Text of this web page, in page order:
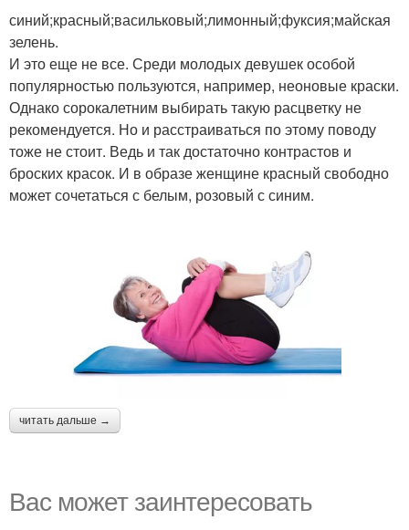
синий;красный;васильковый;лимонный;фуксия;майская
зелень.
И это еще не все. Среди молодых девушек особой
популярностью пользуются, например, неоновые краски.
Однако сорокалетним выбирать такую расцветку не
рекомендуется. Но и расстраиваться по этому поводу
тоже не стоит. Ведь и так достаточно контрастов и
броских красок. И в образе женщине красный свободно
может сочетаться с белым, розовый с синим.
читать дальше →
Вас может заинтересовать